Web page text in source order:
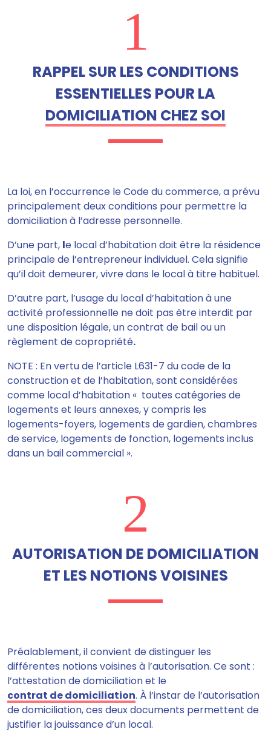
1
RAPPEL SUR LES CONDITIONS
ESSENTIELLES POUR LA
DOMICILIATION CHEZ SOI
La loi, en l’occurrence le Code du commerce, a prévu
principalement deux conditions pour permettre la
domiciliation à l’adresse personnelle.
D’une part, le local d’habitation doit être la résidence
principale de l’entrepreneur individuel. Cela signifie
qu’il doit demeurer, vivre dans le local à titre habituel.
D’autre part, l’usage du local d’habitation à une
activité professionnelle ne doit pas être interdit par
une disposition légale, un contrat de bail ou un
règlement de copropriété.
NOTE : En vertu de l’article L631-7 du code de la
construction et de l’habitation, sont considérées
comme local d’habitation « toutes catégories de
logements et leurs annexes, y compris les
logements-foyers, logements de gardien, chambres
de service, logements de fonction, logements inclus
dans un bail commercial ».
2
AUTORISATION DE DOMICILIATION
ET LES NOTIONS VOISINES
Préalablement, il convient de distinguer les
différentes notions voisines à l’autorisation. Ce sont :
l’attestation de domiciliation et le
contrat de domiciliation. À l’instar de l’autorisation
de domiciliation, ces deux documents permettent de
justifier la jouissance d’un local.